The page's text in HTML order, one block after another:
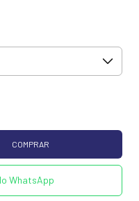
WhatsApp